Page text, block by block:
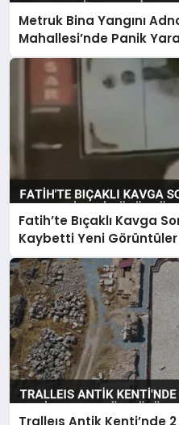
Metruk Bina Yangını
Mahallesi’nde Panik
Fatih’te Bıçaklı Kavga
Kaybetti Yeni Görüntüler
Tralleıs Antik Kenti’nde